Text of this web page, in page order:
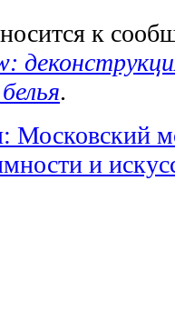
к
.
Московский
и